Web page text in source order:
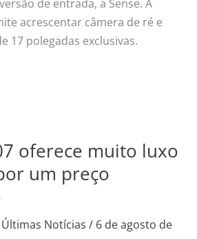
de entrada, a Sense. A
acrescentar câmera de ré e
17 polegadas exclusivas.
oferece muito luxo
um preço
Últimas Notícias / 6 de agosto de